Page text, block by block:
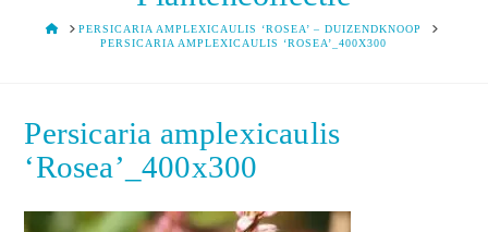
HOMEPERSICARIA AMPLEXICAULIS ‘ROSEA’ – DUIZENDKNOOP
PERSICARIA AMPLEXICAULIS ‘ROSEA’_400X300
Persicaria amplexicaulis
‘Rosea’_400x300